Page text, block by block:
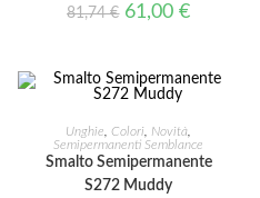
81,74€ 61,00€
AGGIUNGI AL CARRELLO
Unghie ,Colori Novità
Semipermanenti Semblance
Smalto Semipermanente
S272 Muddy